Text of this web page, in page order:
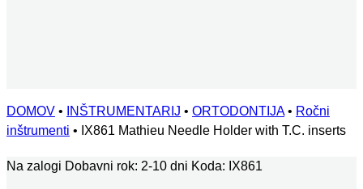
DOMOV • INŠTRUMENTARIJ • ORTODONTIJA• Ročni
inštrumenti • IX861 Mathieu Needle Holder with T.C. inserts
Na zalogi Dobavni rok: 2-10 dni Koda: IX861